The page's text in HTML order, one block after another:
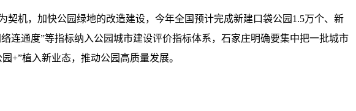
机，加快公园绿地的改造建设，今年全国预计完成新建口袋公园1.5万个、新
连通度”等指标纳入公园城市建设评价指标体系，石家庄明确要集中把一批城市
+”植入新业态，推动公园高质量发展。